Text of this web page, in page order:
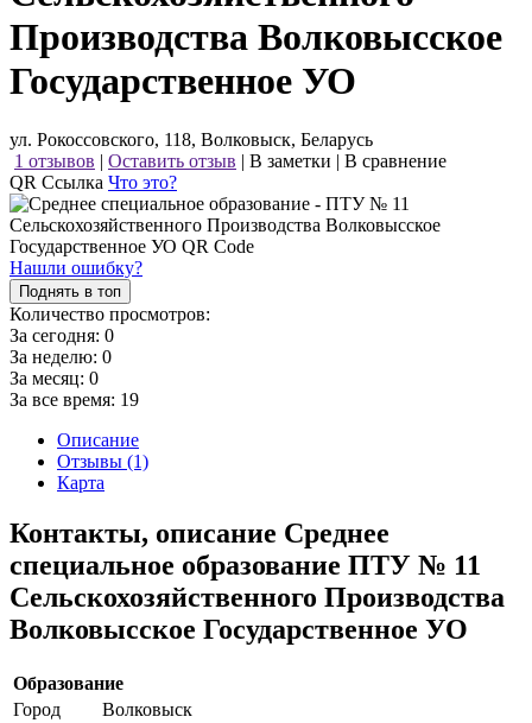
Производства Волковысское
Государственное УО
ул. Рокоссовского, 118, Волковыск, Беларусь
1 отзывов | Оставить отзыв | В заметки | В сравнение
QR Ссылка Что это?
Нашли ошибку?
Поднять в топ
Количество просмотров:
За сегодня: 0
За неделю: 0
За месяц: 0
За все время: 19
Описание
Отзывы (1)
Карта
Контакты, описание Среднее
специальное образование ПТУ № 11
Сельскохозяйственного Производства
Волковысское Государственное УО
Образование
Город
Волковыск